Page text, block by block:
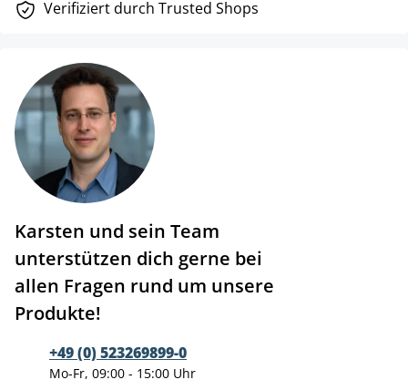
Verifiziert durch Trusted Shops
Karsten und sein Team
unterstützen dich gerne bei
allen Fragen rund um unsere
Produkte!
+49 (0) 523269899-0
Mo-Fr, 09:00 - 15:00 Uhr